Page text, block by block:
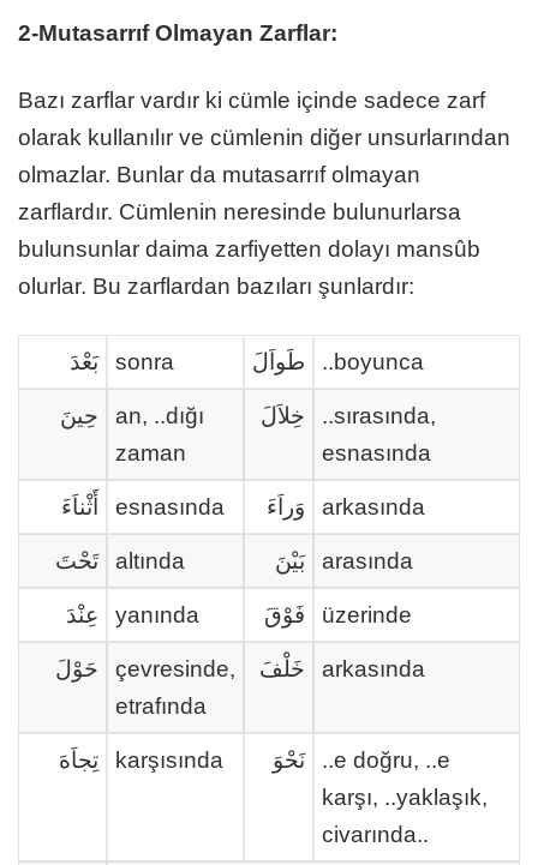
2-Mutasarrıf Olmayan Zarflar:
Bazı zarflar vardır ki cümle içinde sadece zarf
olarak kullanılır ve cümlenin diğer unsurlarından
olmazlar. Bunlar da mutasarrıf olmayan
zarflardır. Cümlenin neresinde bulunurlarsa
bulunsunlar daima zarfiyetten dolayı mansûb
olurlar. Bu zarflardan bazıları şunlardır:
بَعْدَ sonra طَواَلَ ..boyunca
حِينَ
an, ..dığı
zaman
خِلاَلَ
..sırasında,
esnasında
أَثْناَءَ esnasında وَراَءَ arkasında
تَحْتَ altında بَيْنَ arasında
عِنْدَ yanında فَوْقَ üzerinde
حَوْلَ
çevresinde,
etrafında
خَلْفَ arkasında
تِجاَهَ karşısında نَحْوَ
..e doğru, ..e
karşı, ..yaklaşık,
civarında..